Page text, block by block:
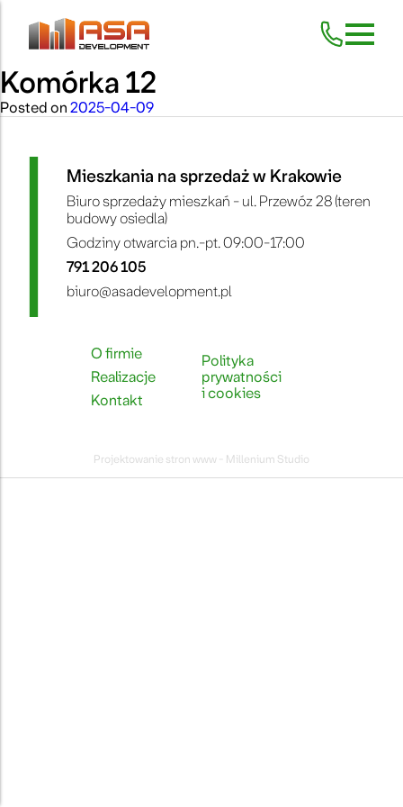
Skip
to
content
Komórka 12
Posted on2025-04-09
Mieszkania na sprzedaż w Krakowie
Biuro sprzedaży mieszkań - ul. Przewóz 28 (teren
budowy osiedla)
Godziny otwarcia pn.-pt. 09:00-17:00
791 206 105
biuro@asadevelopment.pl
O firmie
Realizacje
Kontakt
Polityka
prywatności
i cookies
Projektowanie stron www - Millenium Studio